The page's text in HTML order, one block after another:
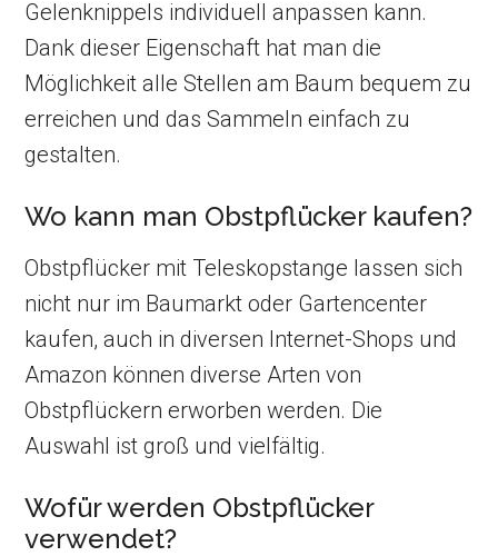
Gelenknippels individuell anpassen kann.
Dank dieser Eigenschaft hat man die
Möglichkeit alle Stellen am Baum bequem zu
erreichen und das Sammeln einfach zu
gestalten.
Wo kann man Obstpflücker kaufen?
Obstpflücker mit Teleskopstange lassen sich
nicht nur im Baumarkt oder Gartencenter
kaufen, auch in diversen Internet-Shops und
Amazon können diverse Arten von
Obstpflückern erworben werden. Die
Auswahl ist groß und vielfältig.
Wofür werden Obstpflücker
verwendet?